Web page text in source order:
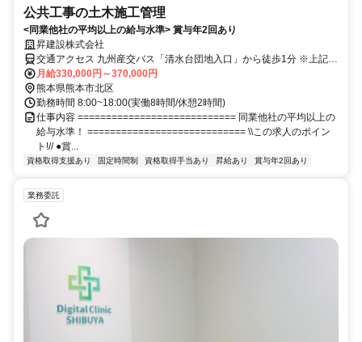
公共工事の土木施工管理
<同業他社の平均以上の給与水準> 賞与年2回あり
昇建設株式会社
交通アクセス 九州産交バス「清水台団地入口」から徒歩1分 ※上記は
本社の住所です。 工事担務が無い場合、城南町東阿高の事務所へ出
社。 工事を担務すれば、熊本市・宇城市・ 甲佐町・御船町など、受
注した工事現場付近に設営した事務所に直行直帰。
月給330,000円～370,000円
熊本県熊本市北区
勤務時間 8:00~18:00(実働8時間/休憩2時間)
仕事内容 ============================ 同業他社の平均以上の
給与水準！ ============================ \\この求人のポイン
ト!// ●賞...
資格取得支援あり 固定時間制 資格取得手当あり 昇給あり 賞与年2回あり
業務委託